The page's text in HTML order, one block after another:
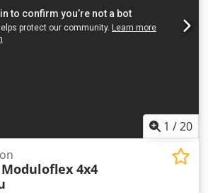
Förvaringslådor LxBxH: 3875 mm x
Tjänstevikt: 1009 kg Coderb Ag Hspfx
kg 1 ägare Få alla nyinkomna fordon
1 /20
Moduloflex 4x4